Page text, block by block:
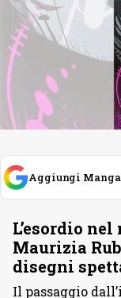
Aggiungi
L’esordio
Maurizia
disegni
Il passaggio